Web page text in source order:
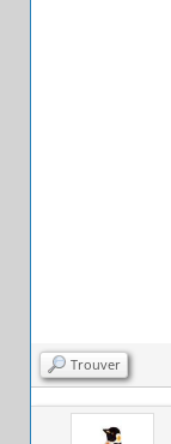
Trouver